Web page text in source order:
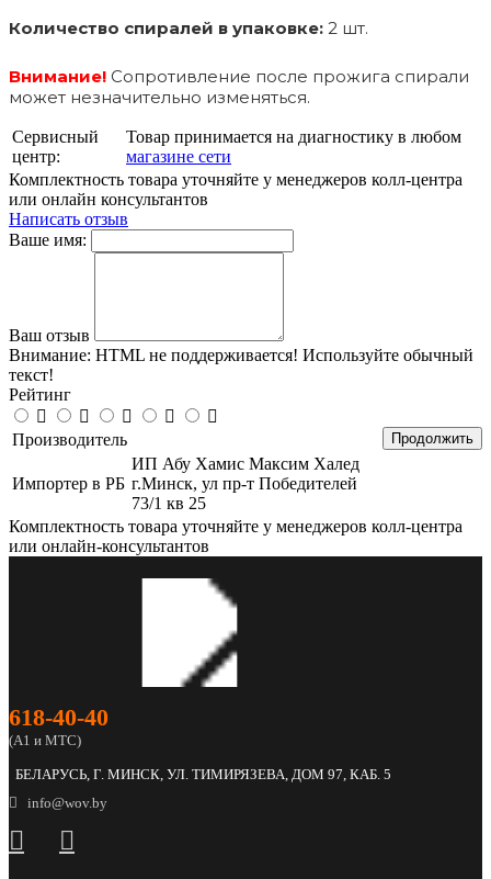
Количество спиралей в упаковке: 2 шт.
Внимание! Сопротивление после прожига спирали
может незначительно изменяться.
Сервисный
центр:
Товар принимается на диагностику в любом
магазине сети
Комплектность товара уточняйте у менеджеров колл-центра
или онлайн консультантов
Написать отзыв
Ваше имя:
Ваш отзыв
Внимание: HTML не поддерживается! Используйте обычный
текст!
Рейтинг
Продолжить
Производитель
Импортер в РБ
ИП Абу Хамис Максим Халед
г.Минск, ул пр-т Победителей
73/1 кв 25
Комплектность товара уточняйте у менеджеров колл-центра
или онлайн-консультантов
618‑40‑40
(А1 и МТС)
БЕЛАРУСЬ, Г. МИНСК, УЛ. ТИМИРЯЗЕВА, ДОМ 97, КАБ. 5
info@wov.by